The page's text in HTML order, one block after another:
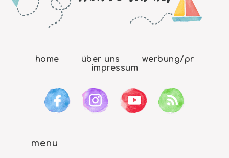
home über uns
werbung/pr
impressum
menu